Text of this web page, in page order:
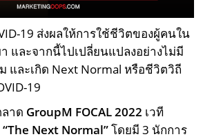
19 ส่งผลให้การใช้ชีวิตของผู้คนใน
และจากนี้ไปเปลี่ยนแปลงอย่างไม่มี
และเกิด Next Normal หรือชีวิตวิถี
19
าด GroupM FOCAL2022 เวที
“The Next Normal”โดยมี 3 นักการ